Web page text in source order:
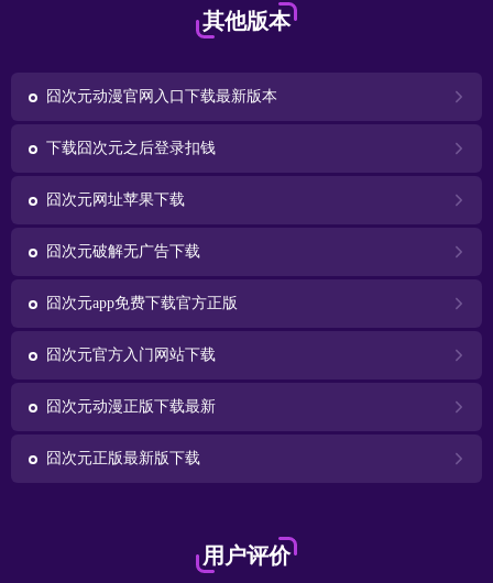
其他版本
囧次元动漫官网入口下载最新版本
下载囧次元之后登录扣钱
囧次元网址苹果下载
囧次元破解无广告下载
囧次元app免费下载官方正版
囧次元官方入门网站下载
囧次元动漫正版下载最新
囧次元正版最新版下载
用户评价